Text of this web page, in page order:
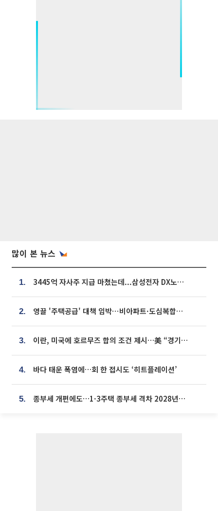
많이 본 뉴스
1. 3445억 자사주 지급 마쳤는데...삼성전자 DX노조, 뒤늦은 '떼쓰기 집회'
2. 영끌 '주택공급' 대책 임박⋯비아파트·도심복합까지 총동원
3. 이란, 미국에 호르무즈 합의 조건 제시…美 “경기 아직 안 끝나” [종합]
4. 바다 태운 폭염에…회 한 접시도 ‘히트플레이션’
5. 종부세 개편에도…1·3주택 종부세 격차 2028년부터 확대